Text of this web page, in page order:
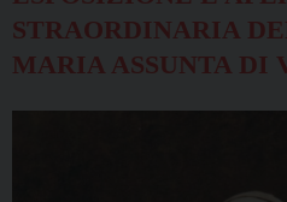
STRAORDINARIA
MARIA ASSUNTA DI